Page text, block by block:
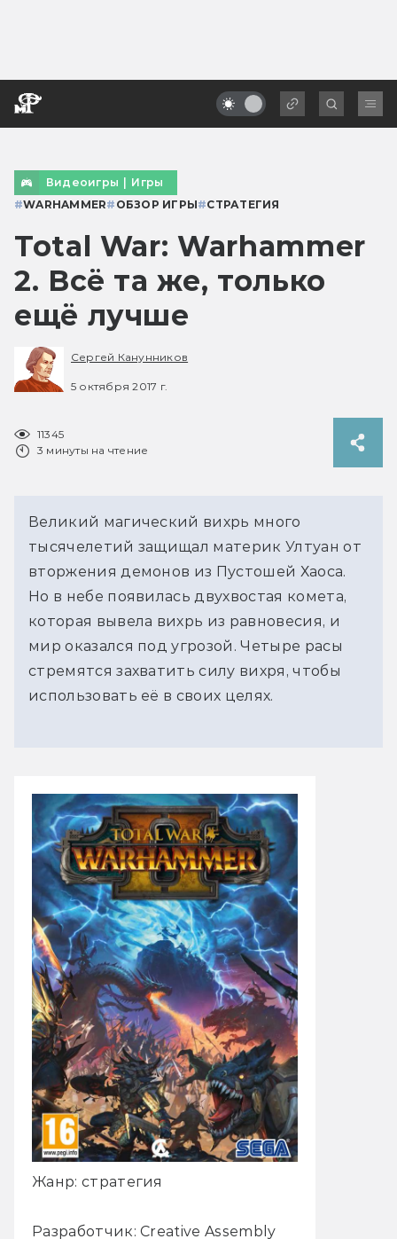
Видеоигры | Игры
#WARHAMMER# ОБЗОР ИГРЫ#СТРАТЕГИЯ
Total War: Warhammer
2. Всё та же, только
ещё лучше
Сергей Канунников
5 октября 2017 г.
11345
3 минуты на чтение
Великий магический вихрь много
тысячелетий защищал материк Ултуан от
вторжения демонов из Пустошей Хаоса.
Но в небе появилась двухвостая комета,
которая вывела вихрь из равновесия, и
мир оказался под угрозой. Четыре расы
стремятся захватить силу вихря, чтобы
использовать её в своих целях.
Жанр: стратегия
Разработчик: Creative Assembly